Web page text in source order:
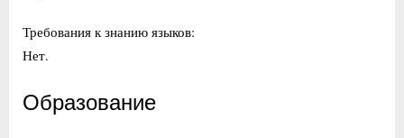
Требования к знанию языков:
Нет.
Образование